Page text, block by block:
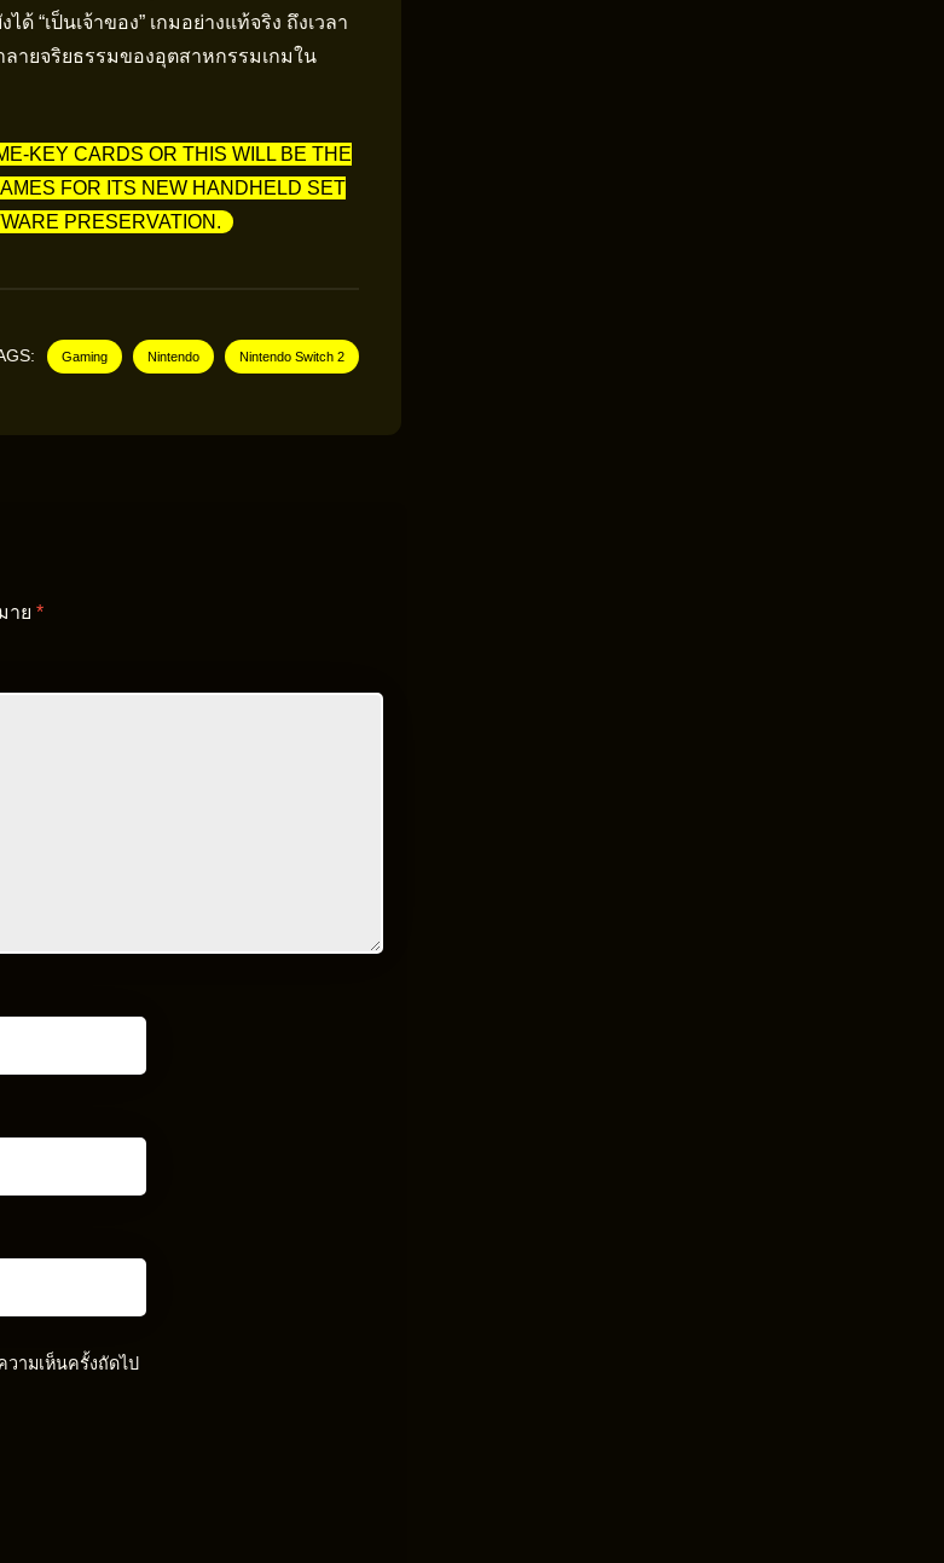
“เป็นเจ้าของ” เกมอย่างแท้จริง ถึงเวลา
ายจริยธรรมของอุตสาหกรรมเกมใน
KEY CARDS OR THIS WILL BE THE
FOR ITS NEW HANDHELD SET
PRESERVATION.
Gaming Nintendo Nintendo Switch 2
าย *
ามเห็นครั้งถัดไป